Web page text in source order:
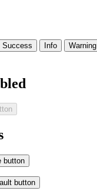
Success Info Warning
button
button